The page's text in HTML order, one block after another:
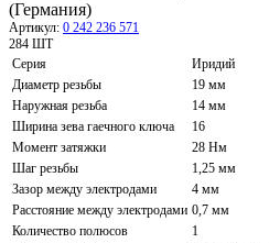
(Германия)
Артикул: 0 242 236 571
284 ШТ
Серия
Иридий
Диаметр резьбы
19 мм
Наружная резьба
14 мм
Ширина зева гаечного ключа
16
Момент затяжки
28 Нм
Шаг резьбы
1,25 мм
Зазор между электродами
4 мм
Расстояние между электродами 0,7 мм
Количество полюсов
1